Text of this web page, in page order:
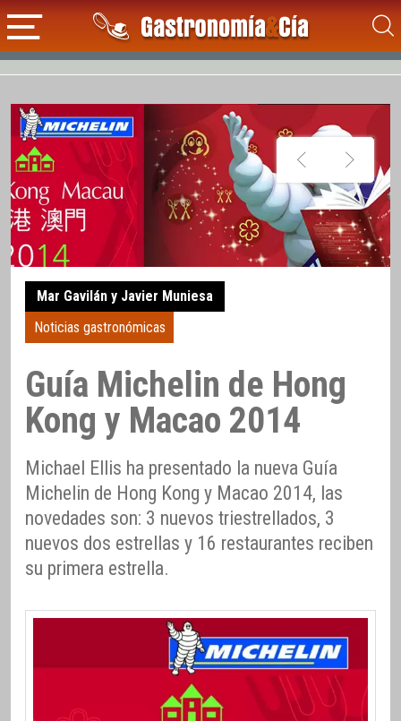
Mar Gavilán y Javier Muniesa
Noticias gastronómicas
Guía Michelin de Hong
Kong y Macao 2014
Michael Ellis ha presentado la nueva Guía
Michelin de Hong Kong y Macao 2014, las
novedades son: 3 nuevos triestrellados, 3
nuevos dos estrellas y 16 restaurantes reciben
su primera estrella.